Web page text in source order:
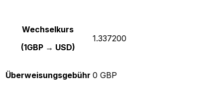
Wechselkurs
(1GBP → USD)
1.337200
Überweisungsgebühr 0 GBP